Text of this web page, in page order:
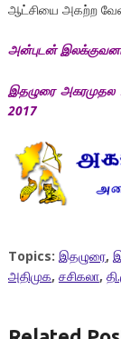
ஆட்சியை அகற்ற
அன்புடன்
இதழுரை
2017
Topics: இதழுரை,
அதிமுக, சசிகலா,